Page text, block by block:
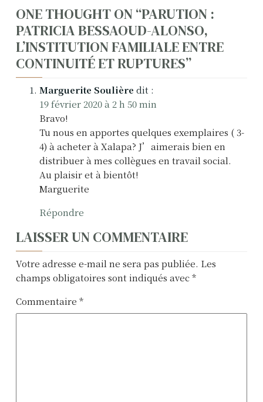
N
a
v
i
d
e
l
’
ONE THOUGHT ON “PARUTION :
PATRICIA BESSAOUD-ALONSO,
L’INSTITUTION FAMILIALE ENTRE
CONTINUITÉ ET RUPTURES”
Marguerite Soulière dit :
19 février 2020 à 2 h 50 min
Bravo!
Tu nous en apportes quelques exemplaires ( 3-
4) à acheter à Xalapa? J’aimerais bien en
distribuer à mes collègues en travail social.
Au plaisir et à bientôt!
Marguerite
Répondre
LAISSER UN COMMENTAIRE
Votre adresse e-mail ne sera pas publiée. Les
champs obligatoires sont indiqués avec*
Commentaire *